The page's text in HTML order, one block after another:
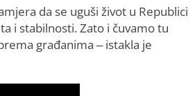
da se uguši život u Republici
i stabilnosti. Zato i čuvamo tu
građanima – istakla je